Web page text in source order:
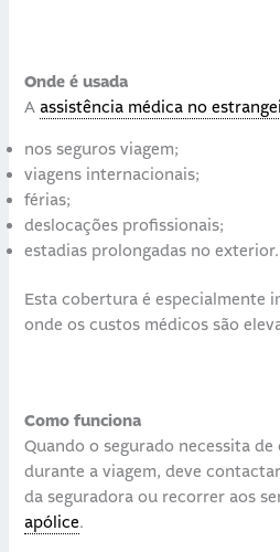
Onde é usada
Aassistência médica no
nos seguros viagem;
viagens internacionais;
férias;
deslocações profissionais;
estadias prolongadas no exterior.
Esta cobertura é especialmente
onde os custos médicos são
Como funciona
Quando o segurado necessita
durante a viagem, deve
da seguradora ou recorrer aos
apólice.